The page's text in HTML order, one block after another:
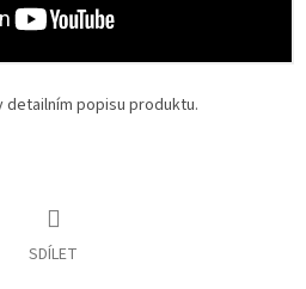
detailním popisu produktu.
SDÍLET